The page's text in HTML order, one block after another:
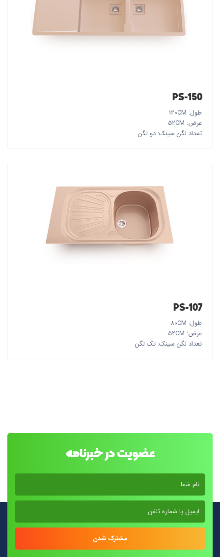
PS-150
طول: 120CM
عرض: 52CM
تعداد لگن سینک: دو لگن
PS-107
طول: 80CM
عرض: 52CM
تعداد لگن سینک: تک لگن
عضویت در خبرنامه
مشترک شدن